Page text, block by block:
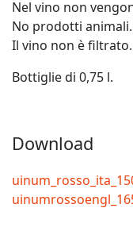
Nel vino non
No prodotti animali.
Il vino non è filtrato.
Bottiglie di 0,75 l.
Download